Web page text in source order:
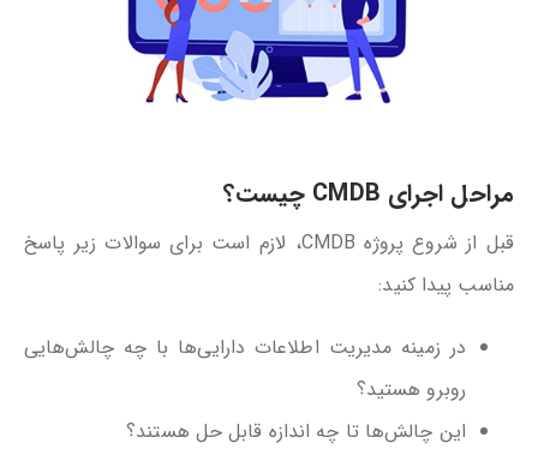
مراحل اجرای CMDB چیست؟
قبل از شروع پروژه CMDB، لازم است برای سوالات زیر پاسخ
مناسب پیدا کنید:
در زمینه مدیریت اطلاعات دارایی‌ها با چه چالش‌هایی
روبرو هستید؟
این چالش‌ها تا چه اندازه قابل حل هستند؟